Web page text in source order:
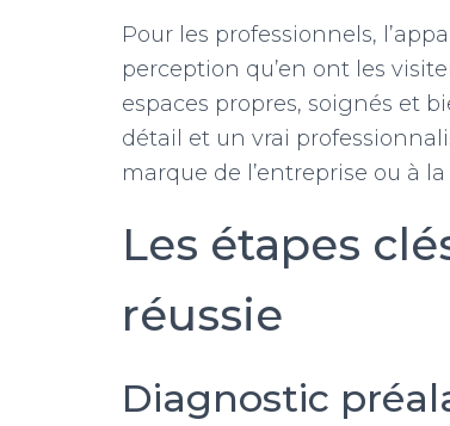
Pour les professionnels,
perception qu’en ont les
espaces propres, soignés et
détail et un vrai
marque de l’entreprise ou à
Les étapes
réussie
Diagnostic